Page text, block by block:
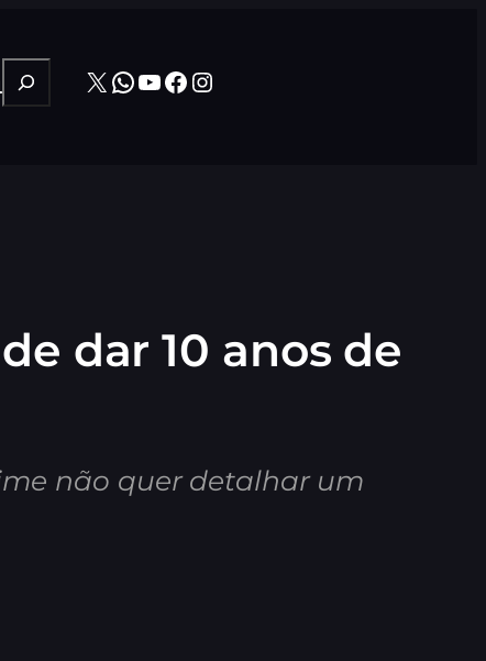
Pesquisar
X WhatsApp
Youtube
Facebook
Instagram
dar 10 anos de
não quer detalhar um